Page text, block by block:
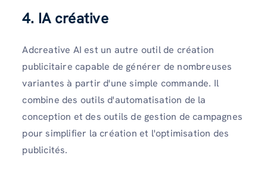
4. IA créative
Adcreative AI est un autre outil de création
publicitaire capable de générer de nombreuses
variantes à partir d'une simple commande. Il
combine des outils d'automatisation de la
conception et des outils de gestion de campagnes
pour simplifier la création et l'optimisation des
publicités.